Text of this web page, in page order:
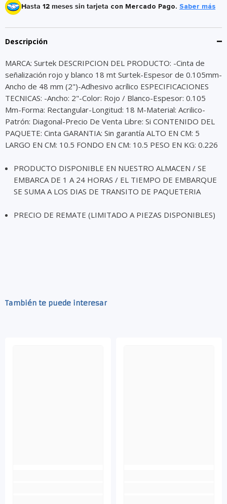
Hasta 12 meses sin tarjeta con Mercado Pago. Saber más
Descripción
MARCA: Surtek DESCRIPCION DEL PRODUCTO: -Cinta de
señalización rojo y blanco 18 mt Surtek-Espesor de 0.105mm-
Ancho de 48 mm (2")-Adhesivo acrílico ESPECIFICACIONES
TECNICAS: -Ancho: 2"-Color: Rojo / Blanco-Espesor: 0.105
Mm-Forma: Rectangular-Longitud: 18 M-Material: Acrilico-
Patrón: Diagonal-Precio De Venta Libre: Si CONTENIDO DEL
PAQUETE: Cinta GARANTIA: Sin garantía ALTO EN CM: 5
LARGO EN CM: 10.5 FONDO EN CM: 10.5 PESO EN KG: 0.226
PRODUCTO DISPONIBLE EN NUESTRO ALMACEN / SE
EMBARCA DE 1 A 24 HORAS / EL TIEMPO DE EMBARQUE
SE SUMA A LOS DIAS DE TRANSITO DE PAQUETERIA
PRECIO DE REMATE (LIMITADO A PIEZAS DISPONIBLES)
También te puede interesar